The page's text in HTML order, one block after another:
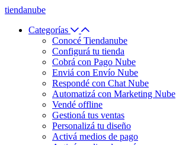
tiendanube
Categorías
Conocé Tiendanube
Configurá tu tienda
Cobrá con Pago Nube
Enviá con Envío Nube
Respondé con Chat Nube
Automatizá con Marketing Nube
Vendé offline
Gestioná tus ventas
Personalizá tu diseño
Activá medios de pago